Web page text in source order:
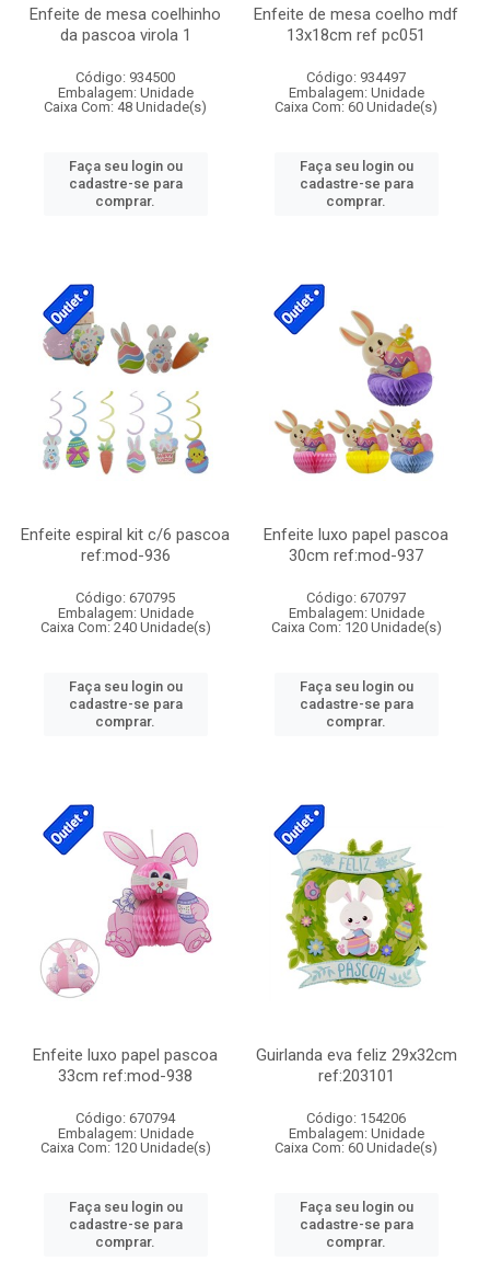
Enfeite de mesa coelhinho
da pascoa virola 1
Código: 934500
Embalagem: Unidade
Caixa Com: 48 Unidade(s)
Faça seu login ou
cadastre-se para
comprar.
Enfeite de mesa coelho mdf
13x18cm ref pc051
Código: 934497
Embalagem: Unidade
Caixa Com: 60 Unidade(s)
Faça seu login ou
cadastre-se para
comprar.
Enfeite espiral kit c/6 pascoa
ref:mod-936
Código: 670795
Embalagem: Unidade
Caixa Com: 240 Unidade(s)
Faça seu login ou
cadastre-se para
comprar.
Enfeite luxo papel pascoa
30cm ref:mod-937
Código: 670797
Embalagem: Unidade
Caixa Com: 120 Unidade(s)
Faça seu login ou
cadastre-se para
comprar.
Enfeite luxo papel pascoa
33cm ref:mod-938
Código: 670794
Embalagem: Unidade
Caixa Com: 120 Unidade(s)
Faça seu login ou
cadastre-se para
comprar.
Guirlanda eva feliz 29x32cm
ref:203101
Código: 154206
Embalagem: Unidade
Caixa Com: 60 Unidade(s)
Faça seu login ou
cadastre-se para
comprar.